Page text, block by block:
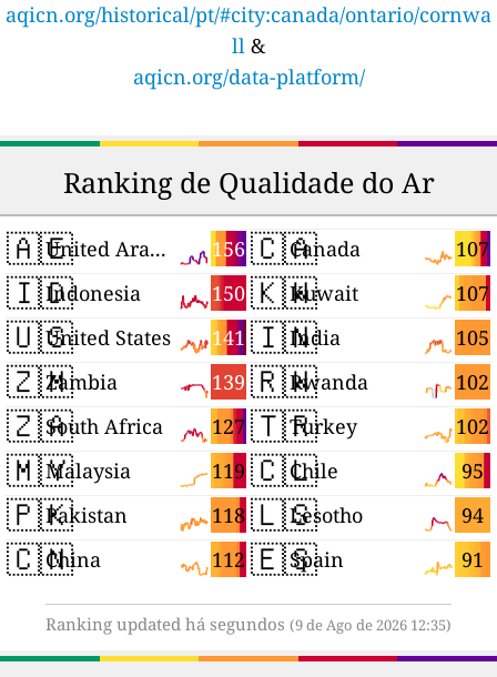
aqicn.org/historical/pt/#city:canada/ontario/cornwa
ll &
aqicn.org/data-platform/
Ranking de Qualidade do Ar
🇦🇪 156
United Arab Emirates
🇮🇩 150
Indonesia
🇺🇸 141
United States
🇿🇲 139
Zambia
🇿🇦 127
South Africa
🇲🇾 119
Malaysia
🇵🇰 118
Pakistan
🇨🇳 112
China
🇨🇦 107
Canada
🇰🇼 107
Kuwait
🇮🇳 105
India
🇷🇼 102
Rwanda
🇹🇷 102
Turkey
🇨🇱 95
Chile
🇱🇸 94
Lesotho
🇪🇸 91
Spain
Ranking updated há segundos (9 de Ago de 2026 12:35)